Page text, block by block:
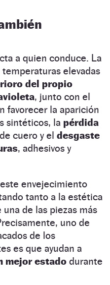
a quien conduce. La
elevadas
del propio
, junto con el
favorecer la aparición
sintéticos, la pérdida
cuero y el desgaste
, adhesivos y
envejecimiento
tanto a la estética
de las piezas más
uno de
de los
es que ayudan a
mejor estado durante